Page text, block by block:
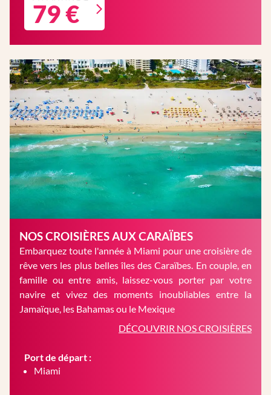
79 €
NOS CROISIÈRES AUX CARAÏBES
Embarquez toute l'année à Miami pour une croisière de
rêve vers les plus belles îles des Caraïbes. En couple, en
famille ou entre amis, laissez-vous porter par votre
navire et vivez des moments inoubliables entre la
Jamaïque, les Bahamas ou le Mexique
DÉCOUVRIR NOS CROISIÈRES
Port de départ :
Miami